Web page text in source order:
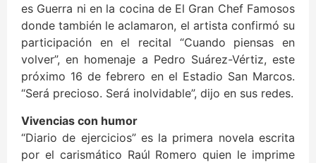
es Guerra ni en la cocina de El Gran Chef Famosos
donde también le aclamaron, el artista confirmó su
participación en el recital “Cuando piensas en
volver”, en homenaje a Pedro Suárez-Vértiz, este
próximo 16 de febrero en el Estadio San Marcos.
“Será precioso. Será inolvidable”, dijo en sus redes.
Vivencias con humor
“Diario de ejercicios” es la primera novela escrita
por el carismático Raúl Romero quien le imprime